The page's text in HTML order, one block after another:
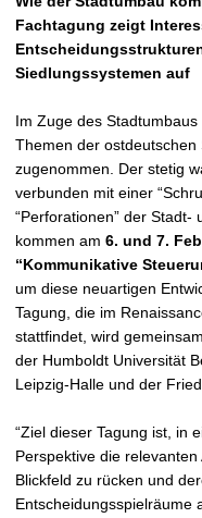
n
Fachtagung zeigt
Siedlungssystemen auf
Im Zuge des
Themen der
zugenommen. Der stetig
verbunden mit einer
“Perforationen” der
kommen am 6. und 7.
“Kommunikative
um diese neuartigen
Tagung, die im
stattfindet, wird
der Humboldt Universität
Leipzig-Halle und der
“Ziel dieser Tagung ist, in
Perspektive die
Blickfeld zu rücken und
Entscheidungsspielräume